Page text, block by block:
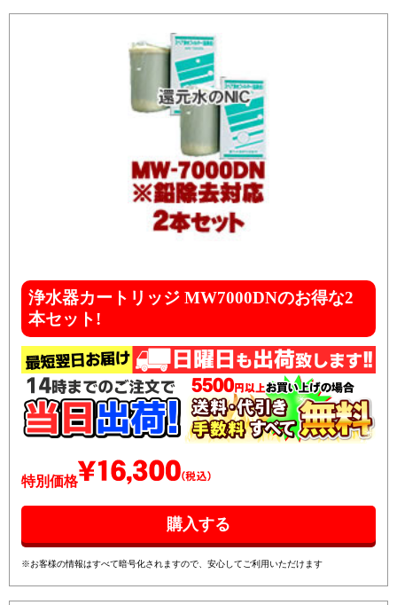
浄水器カートリッジ MW7000DNのお得な2
本セット!
特別価格
※お客様の情報はすべて暗号化されますので、安心してご利用いただけます